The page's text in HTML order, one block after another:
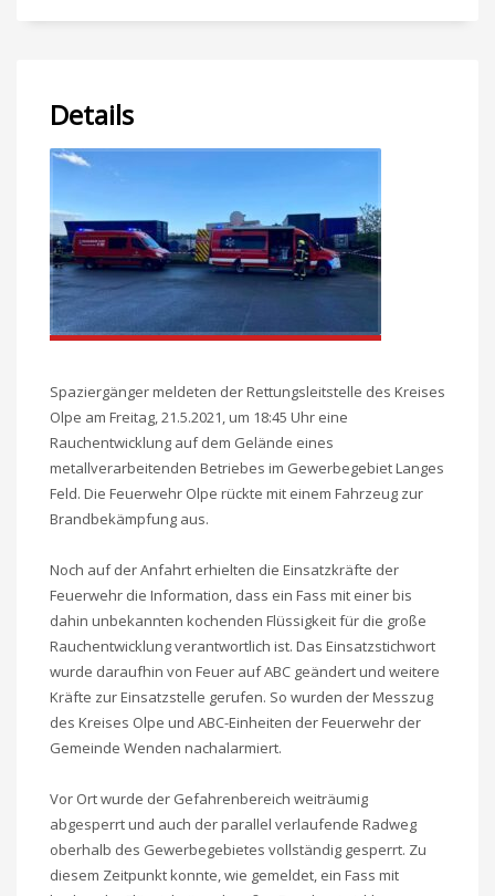
Details
Spaziergänger meldeten der Rettungsleitstelle des Kreises
Olpe am Freitag, 21.5.2021, um 18:45 Uhr eine
Rauchentwicklung auf dem Gelände eines
metallverarbeitenden Betriebes im Gewerbegebiet Langes
Feld. Die Feuerwehr Olpe rückte mit einem Fahrzeug zur
Brandbekämpfung aus.
Noch auf der Anfahrt erhielten die Einsatzkräfte der
Feuerwehr die Information, dass ein Fass mit einer bis
dahin unbekannten kochenden Flüssigkeit für die große
Rauchentwicklung verantwortlich ist. Das Einsatzstichwort
wurde daraufhin von Feuer auf ABC geändert und weitere
Kräfte zur Einsatzstelle gerufen. So wurden der Messzug
des Kreises Olpe und ABC-Einheiten der Feuerwehr der
Gemeinde Wenden nachalarmiert.
Vor Ort wurde der Gefahrenbereich weiträumig
abgesperrt und auch der parallel verlaufende Radweg
oberhalb des Gewerbegebietes vollständig gesperrt. Zu
diesem Zeitpunkt konnte, wie gemeldet, ein Fass mit